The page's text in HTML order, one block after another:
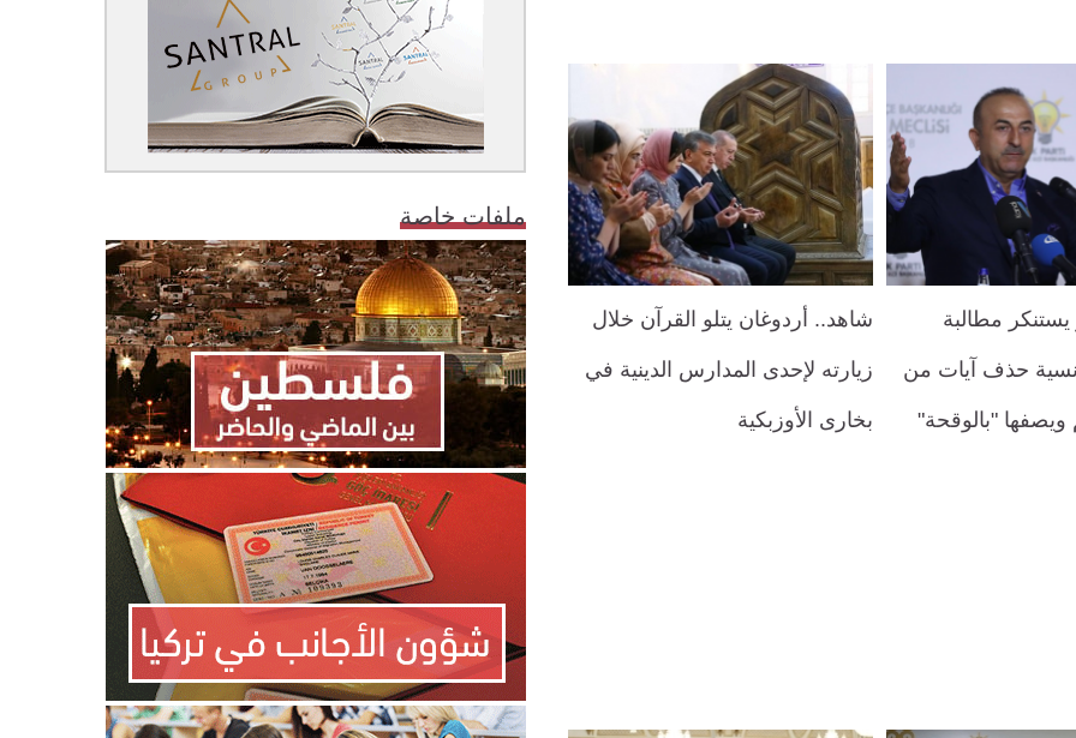
مطالبة
حذف آيات من
ويصفها "بالوقحة"
شاهد.. أردوغان يتلو القرآن خلال
زيارته لإحدى المدارس الدينية في
بخارى الأوزبكية
ملفات خاصة